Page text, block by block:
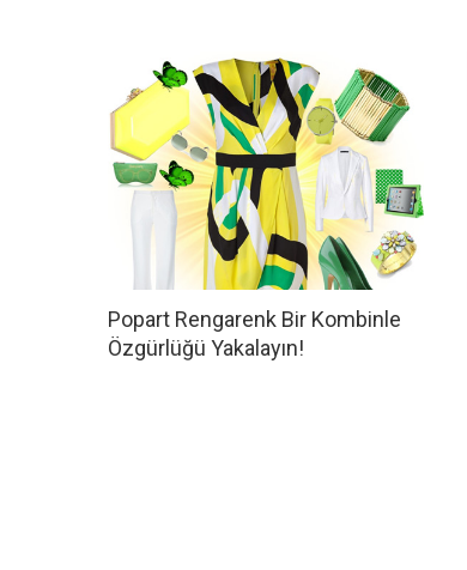
Popart Rengarenk Bir Kombinle
Özgürlüğü Yakalayın!